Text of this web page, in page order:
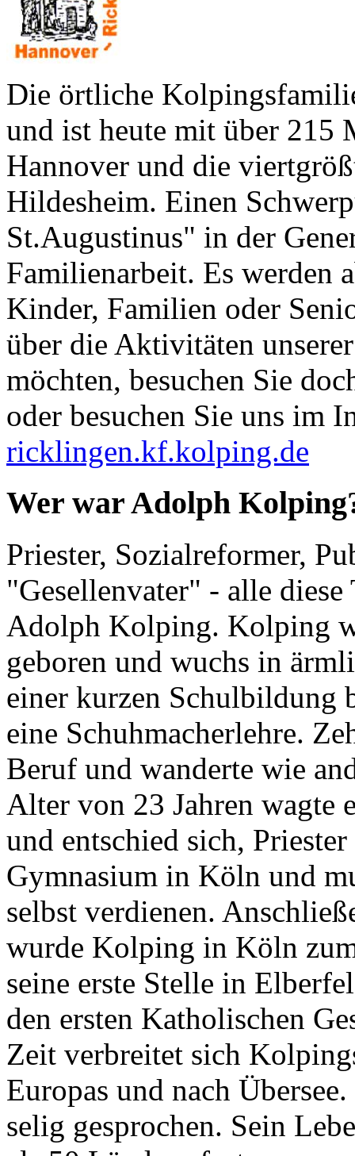
Die örtliche
und ist heute mit über
Hannover und die
Hildesheim. Einen
St.Augustinus" in der
Familienarbeit. Es werden
Kinder, Familien oder
über die Aktivitäten
möchten, besuchen Sie
oder besuchen Sie uns im
ricklingen.kf.kolping.de
Wer war Adolph
Priester, Sozialreformer,
"Gesellenvater" - alle
Adolph Kolping. Kolping
geboren und wuchs in
einer kurzen Schulbildung
eine Schuhmacherlehre.
Beruf und wanderte wie
Alter von 23 Jahren wagte
und entschied sich,
Gymnasium in Köln und
selbst verdienen.
wurde Kolping in Köln
seine erste Stelle in
den ersten Katholischen
Zeit verbreitet sich
Europas und nach
selig gesprochen. Sein